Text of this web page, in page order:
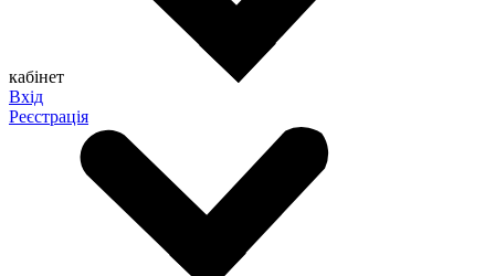
кабінет
Вхід
Реєстрація